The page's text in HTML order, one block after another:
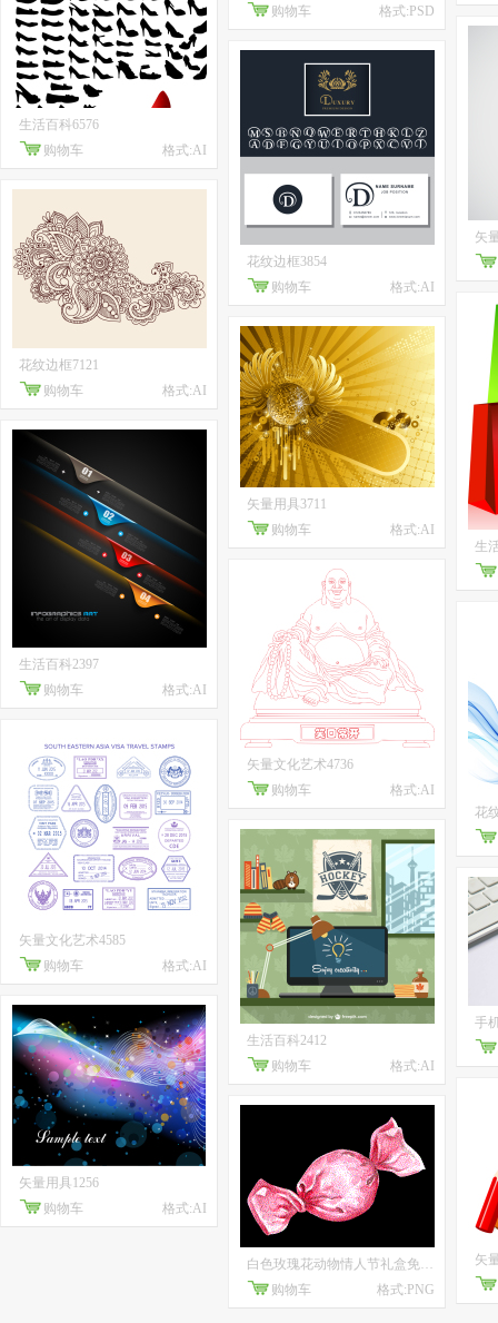
生活百科6576
购物车
格式:AI
花纹边框7121
购物车
格式:AI
生活百科2397
购物车
格式:AI
矢量文化艺术4585
购物车
格式:AI
矢量用具1256
购物车
格式:AI
购物车
格式:PSD
花纹边框3854
购物车
格式:AI
矢量用具3711
购物车
格式:AI
矢量文化艺术4736
购物车
格式:AI
生活百科2412
购物车
格式:AI
白色玫瑰花动物情人节礼盒免抠9
购物车
格式:PNG
矢
生
花
手
矢